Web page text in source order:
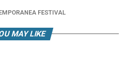
FESTIVAL
MAY LIKE